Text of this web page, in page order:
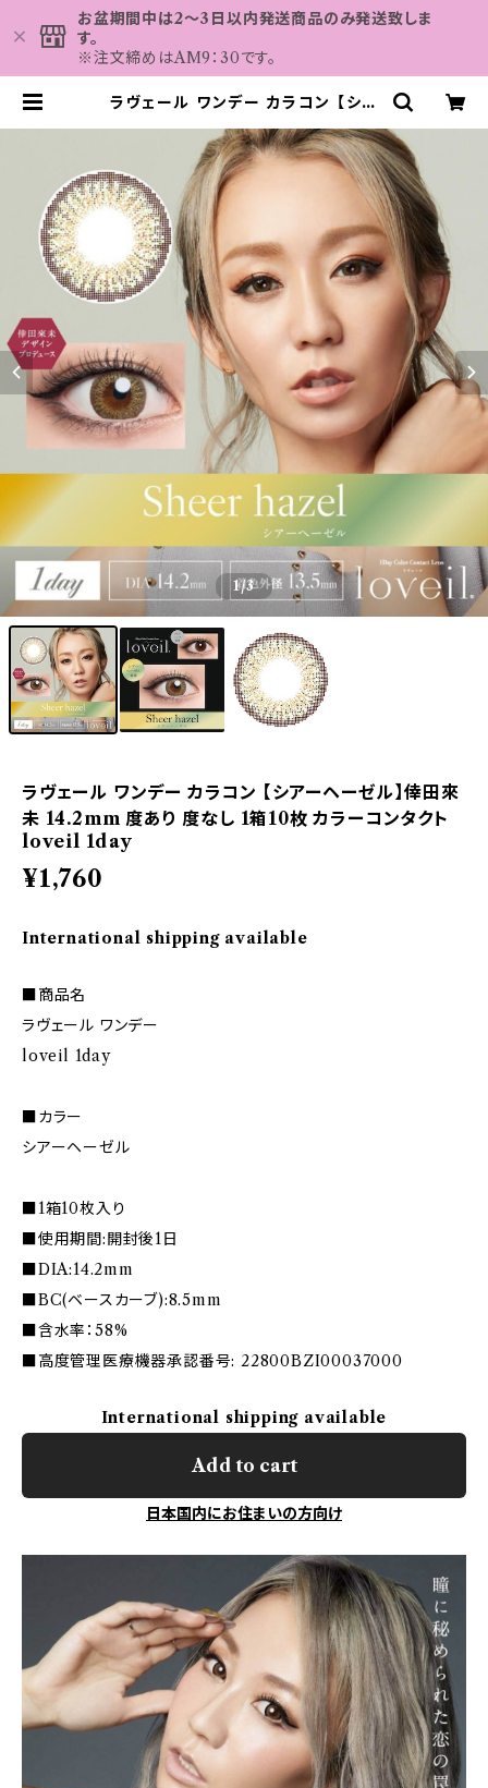
お盆期間中は2～3日以内発送商品のみ発送致しま
す。
※注文締めはAM9：30です。
ラヴェール ワンデー カラコン 【シア
loveil 1day | カラコン MAHAL
O
1/3
ラヴェール ワンデー カラコン 【シアーヘーゼル】倖田來
未 14.2mm 度あり 度なし 1箱10枚 カラーコンタクト
loveil 1day
¥1,760
International shipping available
■商品名
ラヴェール ワンデー
loveil 1day
■カラー
シアーヘーゼル
■1箱10枚入り
■使用期間:開封後1日
■DIA:14.2mm
■BC(ベースカーブ):8.5mm
■含水率：58%
■高度管理医療機器承認番号: 22800BZI00037000
International shipping available
Add to cart
日本国内にお住まいの方向け